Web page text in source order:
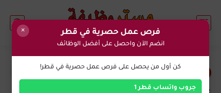
وظائف اليوم في قطر
× فرص عمل حصرية في قطر
انضم الآن واحصل على أفضل الوظائف
كن أول من يحصل على فرص عمل حصرية في قطر!
جروب واتساب قطر 1